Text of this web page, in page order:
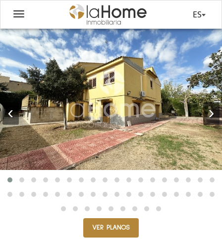
ES
‹ ›
VER PLANOS